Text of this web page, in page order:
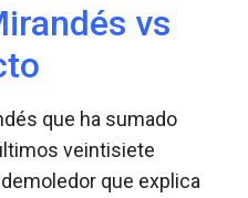
vs
que ha sumado
veintisiete
que explica